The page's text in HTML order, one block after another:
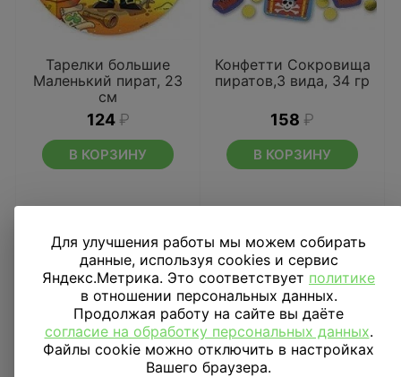
Тарелки большие
Маленький пират, 23
см
124 ₽
В КОРЗИНУ
Конфетти Сокровища
пиратов,3 вида, 34 гр
158 ₽
В КОРЗИНУ
Для улучшения работы мы можем собирать
данные, используя cookies и сервис
Яндекс.Метрика. Это соответствует политике
в отношении персональных данных.
Продолжая работу на сайте вы даёте
согласие на обработку персональных данных.
Файлы cookie можно отключить в настройках
Вашего браузера.